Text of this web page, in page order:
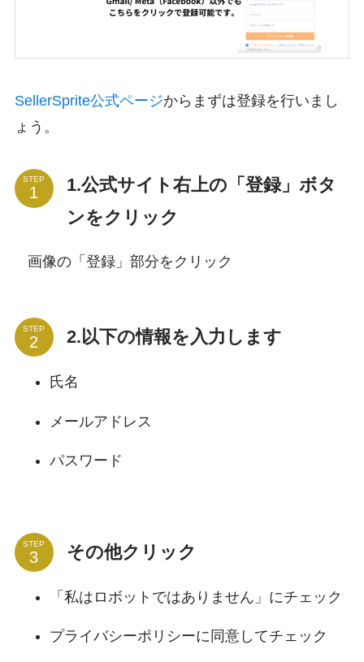
SellerSprite公式ページからまずは登録を行いまし
ょう。
STEP
1.公式サイト右上の「登録」ボタ
ンをクリック
画像の「登録」部分をクリック
STEP 2.以下の情報を入力します
氏名
メールアドレス
パスワード
STEP その他クリック
「私はロボットではありません」にチェック
プライバシーポリシーに同意してチェック